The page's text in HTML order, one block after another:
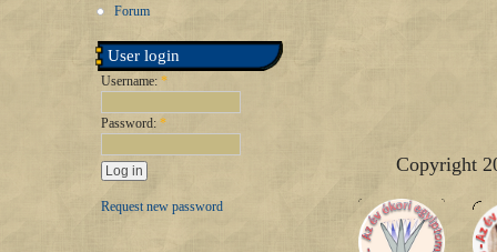
Forum
User login
Username: *
Password: *
Request new password
Copyright